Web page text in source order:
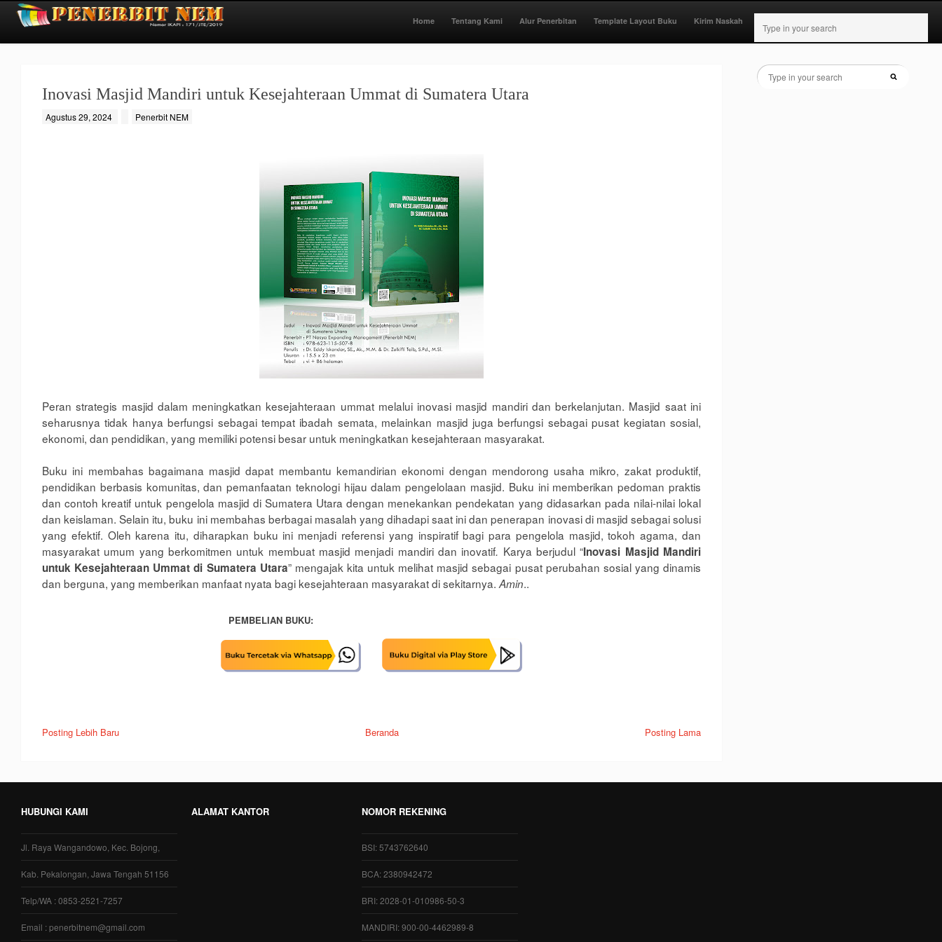
Home Tentang Kami Alur Penerbitan Template Layout Buku Kirim Naskah
Inovasi Masjid Mandiri untuk Kesejahteraan Ummat di Sumatera Utara
Agustus 29, 2024 Penerbit NEM
Peran strategis masjid dalam meningkatkan kesejahteraan ummat melalui inovasi masjid mandiri dan berkelanjutan. Masjid saat ini
seharusnya tidak hanya berfungsi sebagai tempat ibadah semata, melainkan masjid juga berfungsi sebagai pusat kegiatan sosial,
ekonomi, dan pendidikan, yang memiliki potensi besar untuk meningkatkan kesejahteraan masyarakat.
Buku ini membahas bagaimana masjid dapat membantu kemandirian ekonomi dengan mendorong usaha mikro, zakat produktif,
pendidikan berbasis komunitas, dan pemanfaatan teknologi hijau dalam pengelolaan masjid. Buku ini memberikan pedoman praktis
dan contoh kreatif untuk pengelola masjid di Sumatera Utara dengan menekankan pendekatan yang didasarkan pada nilai-nilai lokal
dan keislaman. Selain itu, buku ini membahas berbagai masalah yang dihadapi saat ini dan penerapan inovasi di masjid sebagai solusi
yang efektif. Oleh karena itu, diharapkan buku ini menjadi referensi yang inspiratif bagi para pengelola masjid, tokoh agama, dan
masyarakat umum yang berkomitmen untuk membuat masjid menjadi mandiri dan inovatif. Karya berjudul “Inovasi Masjid Mandiri
untuk Kesejahteraan Ummat di Sumatera Utara” mengajak kita untuk melihat masjid sebagai pusat perubahan sosial yang dinamis
dan berguna, yang memberikan manfaat nyata bagi kesejahteraan masyarakat di sekitarnya. Amin..
PEMBELIAN BUKU:
Posting Lebih Baru Beranda Posting Lama
HUBUNGI KAMI
Jl. Raya Wangandowo, Kec. Bojong,
Kab. Pekalongan, Jawa Tengah 51156
Telp/WA : 0853-2521-7257
Email : penerbitnem@gmail.com
ALAMAT KANTOR NOMOR REKENING
BSI: 5743762640
BCA: 2380942472
BRI: 2028-01-010986-50-3
MANDIRI: 900-00-4462989-8